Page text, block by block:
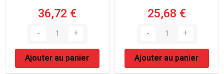
36,72 €
Ajouter au panier
25,68 €
Ajouter au panier